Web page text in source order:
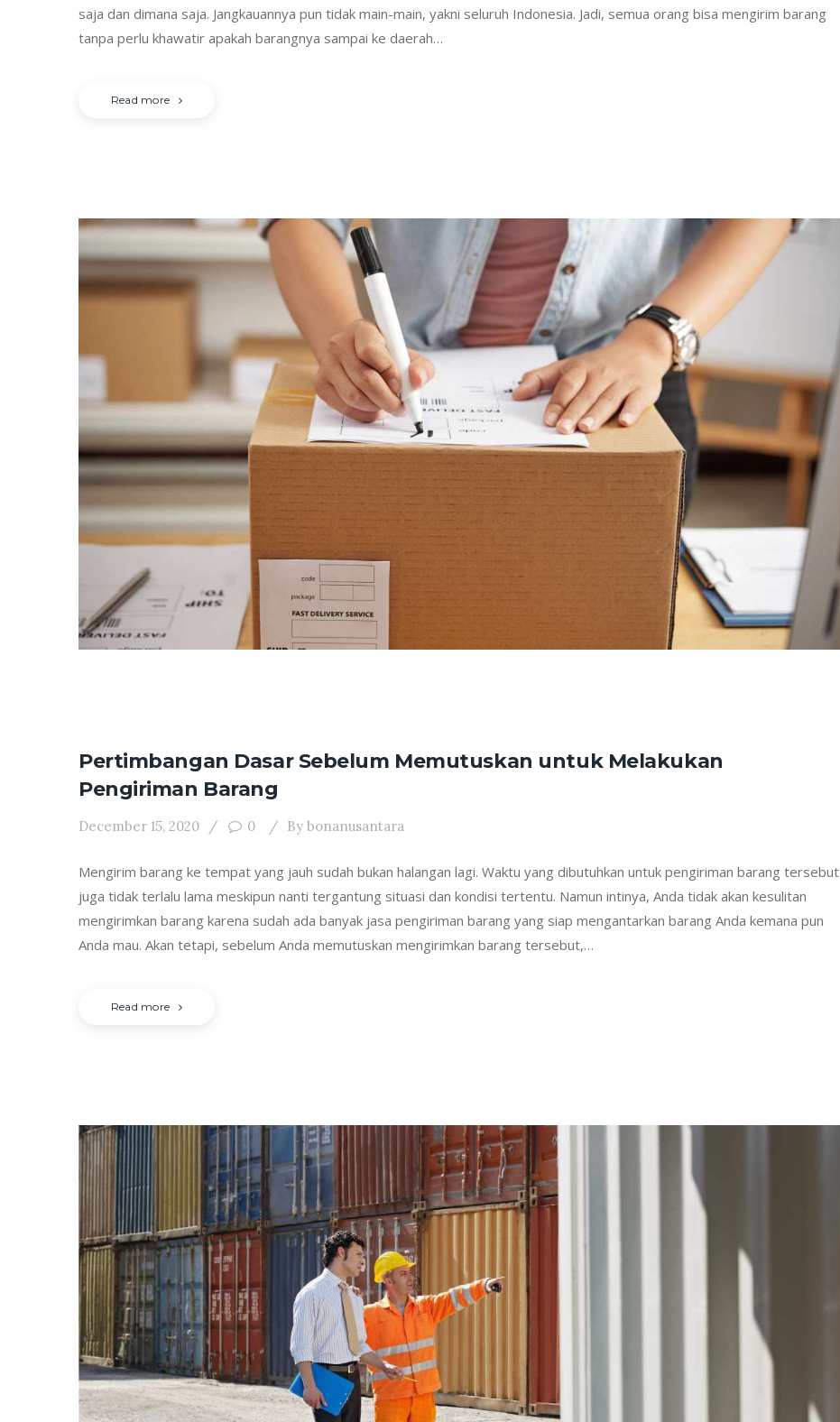
saja dan dimana saja. Jangkauannya pun tidak main-main, yakni seluruh Indonesia. Jadi, semua orang bisa mengirim barang
tanpa perlu khawatir apakah barangnya sampai ke daerah…
Read more
Pertimbangan Dasar Sebelum Memutuskan untuk Melakukan
Pengiriman Barang
December 15, 2020 0 By bonanusantara
Mengirim barang ke tempat yang jauh sudah bukan halangan lagi. Waktu yang dibutuhkan untuk pengiriman barang tersebut
juga tidak terlalu lama meskipun nanti tergantung situasi dan kondisi tertentu. Namun intinya, Anda tidak akan kesulitan
mengirimkan barang karena sudah ada banyak jasa pengiriman barang yang siap mengantarkan barang Anda kemana pun
Anda mau. Akan tetapi, sebelum Anda memutuskan mengirimkan barang tersebut,…
Read more